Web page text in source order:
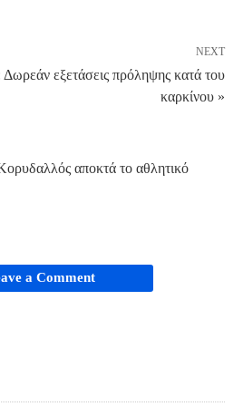
NEXT
εξετάσεις πρόληψης κατά του
καρκίνου »
αποκτά το αθλητικό
a Comment